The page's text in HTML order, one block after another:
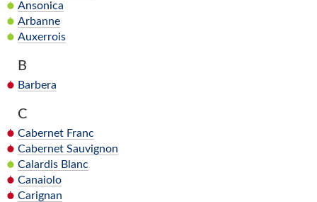
Ansonica
Arbanne
Auxerrois
B
Barbera
C
Cabernet Franc
Cabernet Sauvignon
Calardis Blanc
Canaiolo
Carignan